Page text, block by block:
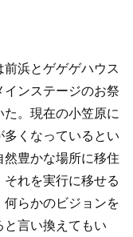
浜とゲゲゲハウス
ンステージのお祭
。現在の小笠原に
くなっているとい
豊かな場所に移住
れを実行に移せる
らかのビジョンを
言い換えてもい